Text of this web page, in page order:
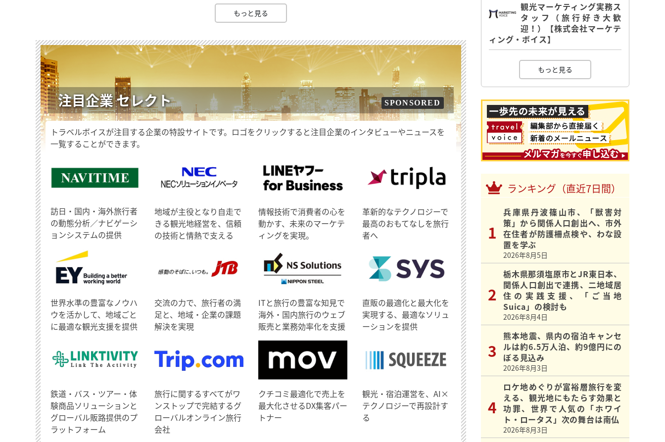
もっと見る
注目企業 セレクト SPONSORED
トラベルボイスが注目する企業の特設サイトです。ロゴをクリックすると注目企業のインタビューやニュースを
一覧することができます。
訪日・国内・海外旅行者
の動態分析／ナビゲーシ
ョンシステムの提供
地域が主役となり自走で
きる観光地経営を、信頼
の技術と情熱で支える
情報技術で消費者の心を
動かす、未来のマーケテ
ィングを実現。
革新的なテクノロジーで
最高のおもてなしを旅行
者へ
世界水準の豊富なノウハ
ウを活かして、地域ごと
に最適な観光支援を提供
交流の力で、旅行者の満
足と、地域・企業の課題
解決を実現
ITと旅行の豊富な知見で
海外・国内旅行のウェブ
販売と業務効率化を支援
直販の最適化と最大化を
実現する、最適なソリュ
ーションを提供
鉄道・バス・ツアー・体
験商品ソリューションと
グローバル販路提供のプ
ラットフォーム
旅行に関するすべてがワ
ンストップで完結するグ
ローバルオンライン旅行
会社
クチコミ最適化で売上を
最大化させるDX集客パー
トナー
観光・宿泊運営を、AI×
テクノロジーで再設計す
る
観光マーケティング実務ス
タッフ（旅行好き大歓
迎！）【株式会社マーケテ
ィング・ボイス】
もっと見る
ランキング（直近7日間）
兵庫県丹波篠山市、「獣害対
策」から関係人口創出へ、市外
在住者が防護柵点検や、わな設
置を学ぶ
2026年8月5日
栃木県那須塩原市とJR東日本、
関係人口創出で連携、二地域居
住の実践支援、「ご当地
Suica」の検討も
2026年8月4日
熊本地震、県内の宿泊キャンセ
ルは約6.5万人泊、約9億円にの
ぼる見込み
2026年8月3日
ロケ地めぐりが富裕層旅行を変
える、観光地にもたらす効果と
功罪、世界で人気の「ホワイ
ト・ロータス」次の舞台は南仏
2026年8月3日